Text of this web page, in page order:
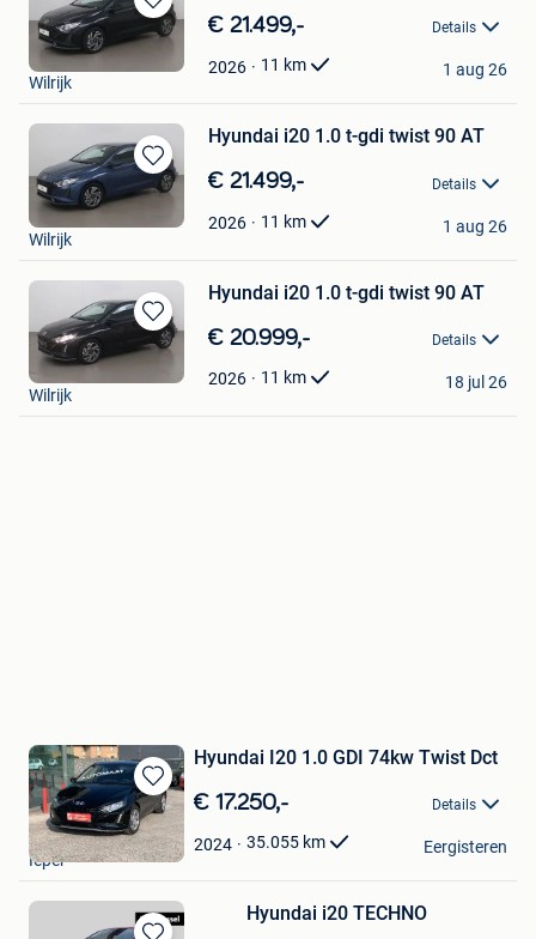
Bewaren
in
€ 21.499,- Details
2026 11 km
Cardoen
Wilrijk
1 aug 26
Bewaren
in
Hyundai i20 1.0 t-gdi twist 90 AT
€ 21.499,- Details
2026 11 km
Cardoen
Wilrijk
1 aug 26
Bewaren
in
Hyundai i20 1.0 t-gdi twist 90 AT
€ 20.999,- Details
2026 11 km
Cardoen
Wilrijk
18 jul 26
Bewaren
in
Mijn
Favorieten
Hyundai I20 1.0 GDI 74kw Twist Dct
€ 17.250,- Details
2024 35.055 km
forrest
Ieper
Eergisteren
Hyundai i20 TECHNO